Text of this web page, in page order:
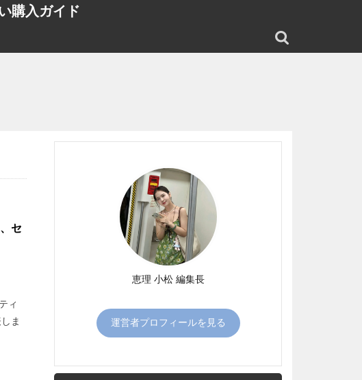
購入ガイド
セ
ィ
ま
恵理 小松 編集長
運営者プロフィールを見る